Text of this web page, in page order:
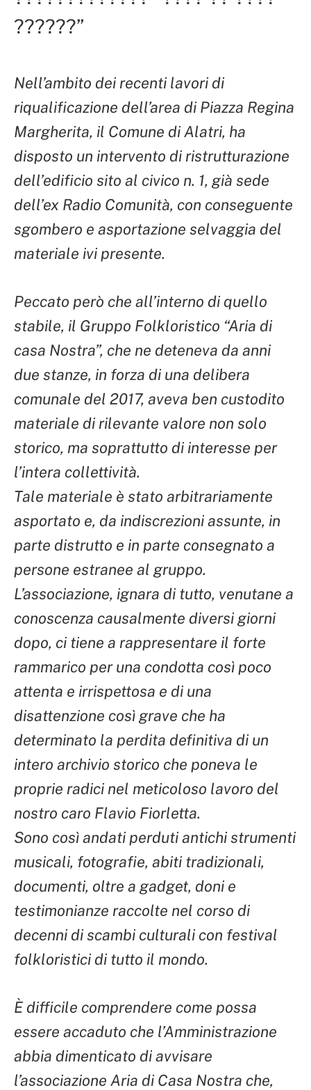
??????”
Nell’ambito dei recenti lavori di
riqualificazione dell’area di Piazza Regina
Margherita, il Comune di Alatri, ha
disposto un intervento di ristrutturazione
dell’edificio sito al civico n. 1, già sede
dell’ex Radio Comunità, con conseguente
sgombero e asportazione selvaggia del
materiale ivi presente.
Peccato però che all’interno di quello
stabile, il Gruppo Folkloristico “Aria di
casa Nostra”, che ne deteneva da anni
due stanze, in forza di una delibera
comunale del 2017, aveva ben custodito
materiale di rilevante valore non solo
storico, ma soprattutto di interesse per
l’intera collettività.
Tale materiale è stato arbitrariamente
asportato e, da indiscrezioni assunte, in
parte distrutto e in parte consegnato a
persone estranee al gruppo.
L’associazione, ignara di tutto, venutane a
conoscenza causalmente diversi giorni
dopo, ci tiene a rappresentare il forte
rammarico per una condotta così poco
attenta e irrispettosa e di una
disattenzione così grave che ha
determinato la perdita definitiva di un
intero archivio storico che poneva le
proprie radici nel meticoloso lavoro del
nostro caro Flavio Fiorletta.
Sono così andati perduti antichi strumenti
musicali, fotografie, abiti tradizionali,
documenti, oltre a gadget, doni e
testimonianze raccolte nel corso di
decenni di scambi culturali con festival
folkloristici di tutto il mondo.
È difficile comprendere come possa
essere accaduto che l’Amministrazione
abbia dimenticato di avvisare
l’associazione Aria di Casa Nostra che,